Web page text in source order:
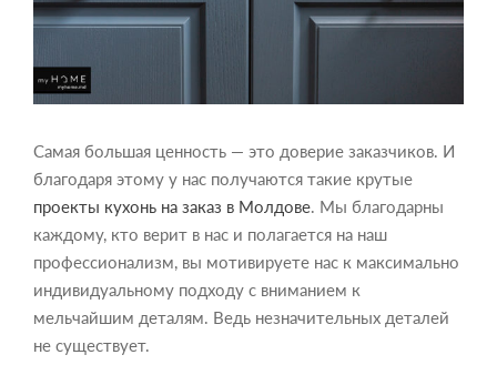
Самая большая ценность — это доверие заказчиков. И
благодаря этому у нас получаются такие крутые
проекты кухонь на заказ в Молдове. Мы благодарны
каждому, кто верит в нас и полагается на наш
профессионализм, вы мотивируете нас к максимально
индивидуальному подходу с вниманием к
мельчайшим деталям. Ведь незначительных деталей
не существует.